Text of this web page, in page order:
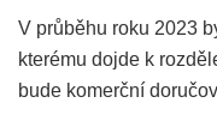
V průběhu roku 2023
kterému dojde k
bude komerční